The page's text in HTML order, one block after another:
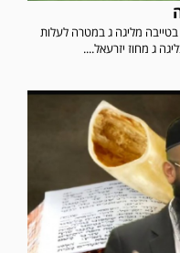
מליגה ג במטרה לעלות
ג מחוז יזרעאל....